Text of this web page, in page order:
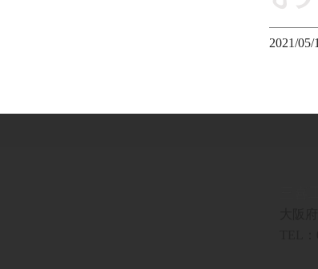
2021/05/